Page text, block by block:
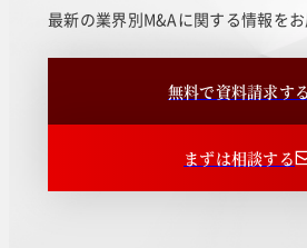
最新の業界別M&Aに関する情報をお
無料で資料請求す
まずは相談する